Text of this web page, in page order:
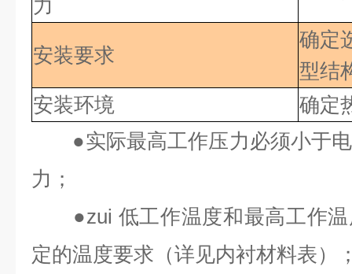
力
安装要求
确定
型结
安装环境
确定
●实际最高工作压力必须小于
力；
●zui 低工作温度和最高工作
定的温度要求（详见内衬材料表）